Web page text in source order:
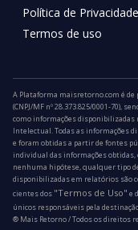
Política de Privacidade
Termos de uso
A Plataforma maisretorno.com é de
(CNPJ/MF nº 28.373.825/0001-70),
como informações disponibilizadas
Intelectual. Todas as informações
e foram obtidas a partir de fontes
individual das informações obtidas,
nenhuma hipótese, qualquer tipo
disponibilizadas em relatórios são
cientes dos "Termos de Uso" e
únicos responsáveis pela
®️ Mais Retorno / Todos os direitos